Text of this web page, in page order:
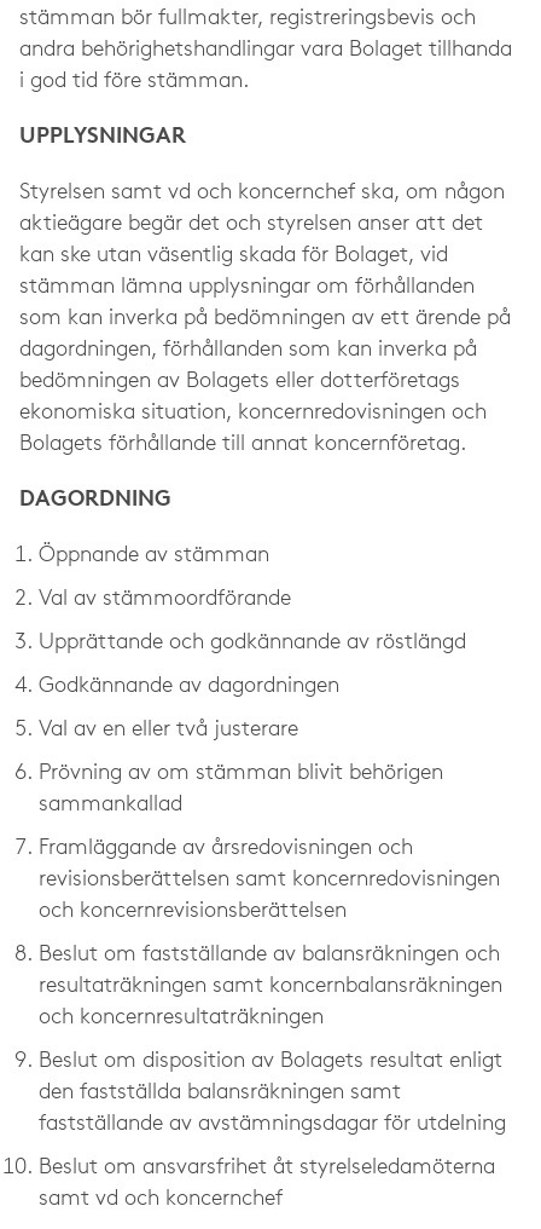
stämman bör fullmakter, registreringsbevis och
andra behörighetshandlingar vara Bolaget tillhanda
i god tid före stämman.
UPPLYSNINGAR
Styrelsen samt vd och koncernchef ska, om någon
aktieägare begär det och styrelsen anser att det
kan ske utan väsentlig skada för Bolaget, vid
stämman lämna upplysningar om förhållanden
som kan inverka på bedömningen av ett ärende på
dagordningen, förhållanden som kan inverka på
bedömningen av Bolagets eller dotterföretags
ekonomiska situation, koncernredovisningen och
Bolagets förhållande till annat koncernföretag.
DAGORDNING
Öppnande av stämman
Val av stämmoordförande
Upprättande och godkännande av röstlängd
Godkännande av dagordningen
Val av en eller två justerare
Prövning av om stämman blivit behörigen
sammankallad
Framläggande av årsredovisningen och
revisionsberättelsen samt koncernredovisningen
och koncernrevisionsberättelsen
Beslut om fastställande av balansräkningen och
resultaträkningen samt koncernbalansräkningen
och koncernresultaträkningen
Beslut om disposition av Bolagets resultat enligt
den fastställda balansräkningen samt
fastställande av avstämningsdagar för utdelning
Beslut om ansvarsfrihet åt styrelseledamöterna
samt vd och koncernchef